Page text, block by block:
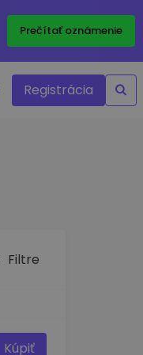
Prečítať oznámenie
Registrácia
Filtre
Kúpiť